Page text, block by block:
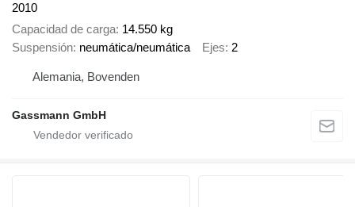
2010
Capacidad de carga 14.550 kg
Suspensión neumática/neumática Ejes 2
Alemania, Bovenden
Gassmann GmbH